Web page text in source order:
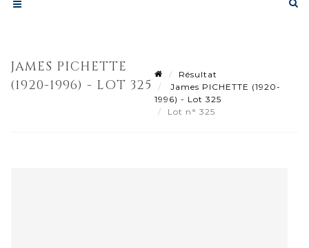
JAMES PICHETTE
(1920-1996) - LOT 325
Résultat
James PICHETTE (1920-
1996) - Lot 325
Lot n° 325